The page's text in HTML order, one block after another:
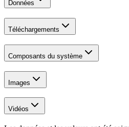
Données
Téléchargements
Composants du système
Images
Vidéos